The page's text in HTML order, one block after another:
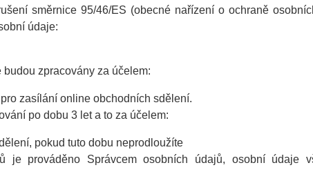
směrnice 95/46/ES (obecné nařízení o ochraně
údaje:
zpracovány za účelem:
zasílání online obchodních sdělení.
po dobu 3 let a to za účelem:
pokud tuto dobu neprodloužíte
je prováděno Správcem osobních údajů, osobní údaje